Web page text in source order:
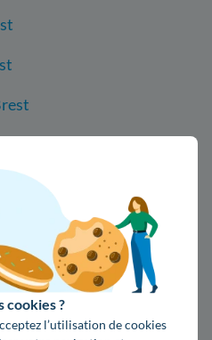
cookies ?
l’utilisation de cookies
à Brest